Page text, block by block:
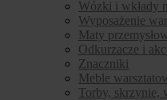
Wózki i wkłady
Wyposażenie
Maty
Odkurzacze i
Znaczniki
Meble
Torby, skrzynie,